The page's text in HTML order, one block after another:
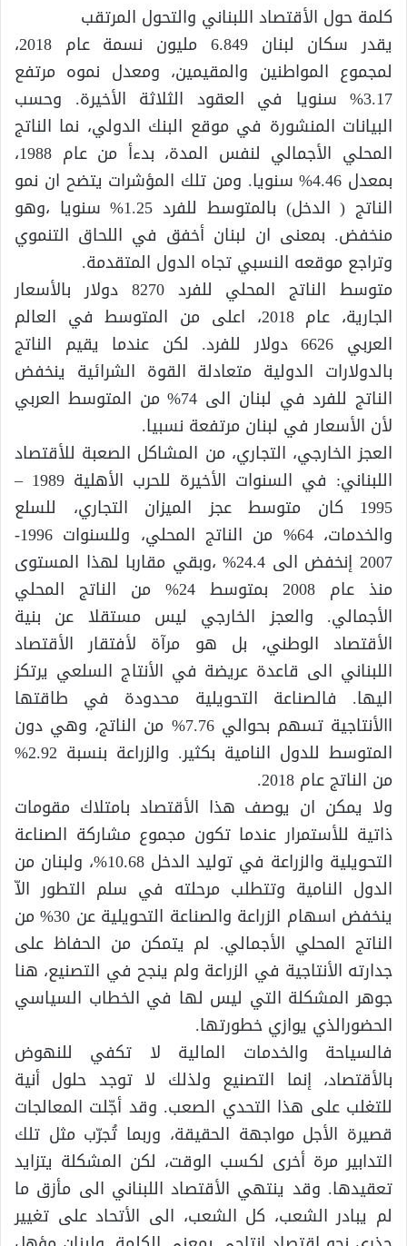
كلمة حول الأقتصاد اللبناني والتحول المرتقب
يقدر سكان لبنان 6.849 مليون نسمة عام 2018،
لمجموع المواطنين والمقيمين، ومعدل نموه مرتفع
3.17% سنويا في العقود الثلاثة الأخيرة. وحسب
البيانات المنشورة في موقع البنك الدولي، نما الناتج
المحلي الأجمالي لنفس المدة، بدءأ من عام 1988،
بمعدل 4.46% سنويا. ومن تلك المؤشرات يتضح ان نمو
الناتج ( الدخل) بالمتوسط للفرد 1.25% سنويا ،وهو
منخفض. بمعنى ان لبنان أخفق في اللحاق التنموي
وتراجع موقعه النسبي تجاه الدول المتقدمة.
متوسط الناتج المحلي للفرد 8270 دولار بالأسعار
الجارية، عام 2018، اعلى من المتوسط في العالم
العربي 6626 دولار للفرد. لكن عندما يقيم الناتج
بالدولارات الدولية متعادلة القوة الشرائية ينخفض
الناتج للفرد في لبنان الى 74% من المتوسط العربي
لأن الأسعار في لبنان مرتفعة نسبيا.
العجز الخارجي، التجاري، من المشاكل الصعبة للأقتصاد
اللبناني: في السنوات الأخيرة للحرب الأهلية 1989 –
1995 كان متوسط عجز الميزان التجاري، للسلع
والخدمات، 64% من الناتج المحلي، وللسنوات 1996-
2007 إنخفض الى 24.4% ،وبقي مقاربا لهذا المستوى
منذ عام 2008 بمتوسط 24% من الناتج المحلي
الأجمالي. والعجز الخارجي ليس مستقلا عن بنية
الأقتصاد الوطني، بل هو مرآة لأفتقار الأقتصاد
اللبناني الى قاعدة عريضة في الأنتاج السلعي يرتكز
اليها. فالصناعة التحويلية محدودة في طاقتها
االأنتاجية تسهم بحوالي 7.76% من الناتج، وهي دون
المتوسط للدول النامية بكثير. والزراعة بنسبة 2.92%
من الناتج عام 2018.
ولا يمكن ان يوصف هذا الأقتصاد بامتلاك مقومات
ذاتية للأستمرار عندما تكون مجموع مشاركة الصناعة
التحويلية والزراعة في توليد الدخل 10.68%، ولبنان من
الدول النامية وتتطلب مرحلته في سلم التطور الاّ
ينخفض اسهام الزراعة والصناعة التحويلية عن 30% من
الناتج المحلي الأجمالي. لم يتمكن من الحفاظ على
جدارته الأنتاجية في الزراعة ولم ينجح في التصنيع، هنا
جوهر المشكلة التي ليس لها في الخطاب السياسي
الحضورالذي يوازي خطورتها.
فالسياحة والخدمات المالية لا تكفي للنهوض
بالأقتصاد، إنما التصنيع ولذلك لا توجد حلول أنية
للتغلب على هذا التحدي الصعب. وقد أجّلت المعالجات
قصيرة الأجل مواجهة الحقيقة، وربما تُجرّب مثل تلك
التدابير مرة أخرى لكسب الوقت، لكن المشكلة يتزايد
تعقيدها. وقد ينتهي الأقتصاد اللبناني الى مأزق ما
لم يبادر الشعب، كل الشعب، الى الأتحاد على تغيير